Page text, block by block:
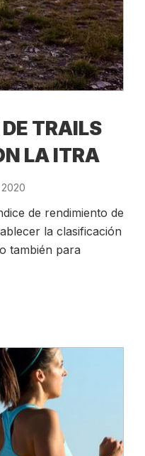
TRAILS
LA ITRA
de rendimiento de
la clasificación
también para